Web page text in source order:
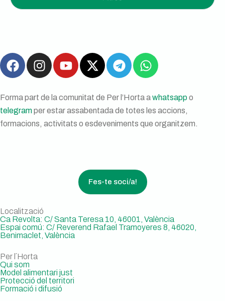
Forma part de la comunitat de Per l’Horta awhatsappo
telegramper estar assabentada de totes les accions,
formacions, activitats o esdeveniments que organitzem.
Fes-te soci/a!
Localització
Ca Revolta: C/ Santa Teresa 10, 46001, València
Espai comú: C/ Reverend Rafael Tramoyeres 8, 46020,
Benimaclet, València
Per l´Horta
Qui som
Model alimentari just
Protecció del territori
Formació i difusió